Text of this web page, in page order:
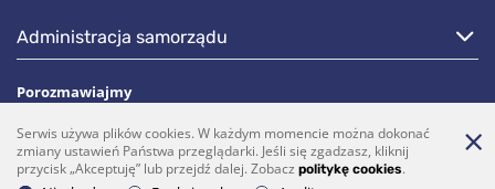
administracja samorządu
Porozmawiajmy
(0 5)  275 1990 vrsa@vrsa.lt
Facebook Youtube
Serwis używa plików cookies. W każdym momencie można dokonać
zmiany ustawień Państwa przeglądarki. Jeśli się zgadzasz, kliknij
przycisk „Akceptuję” lub przejdź dalej. Zobacz politykę cookies.